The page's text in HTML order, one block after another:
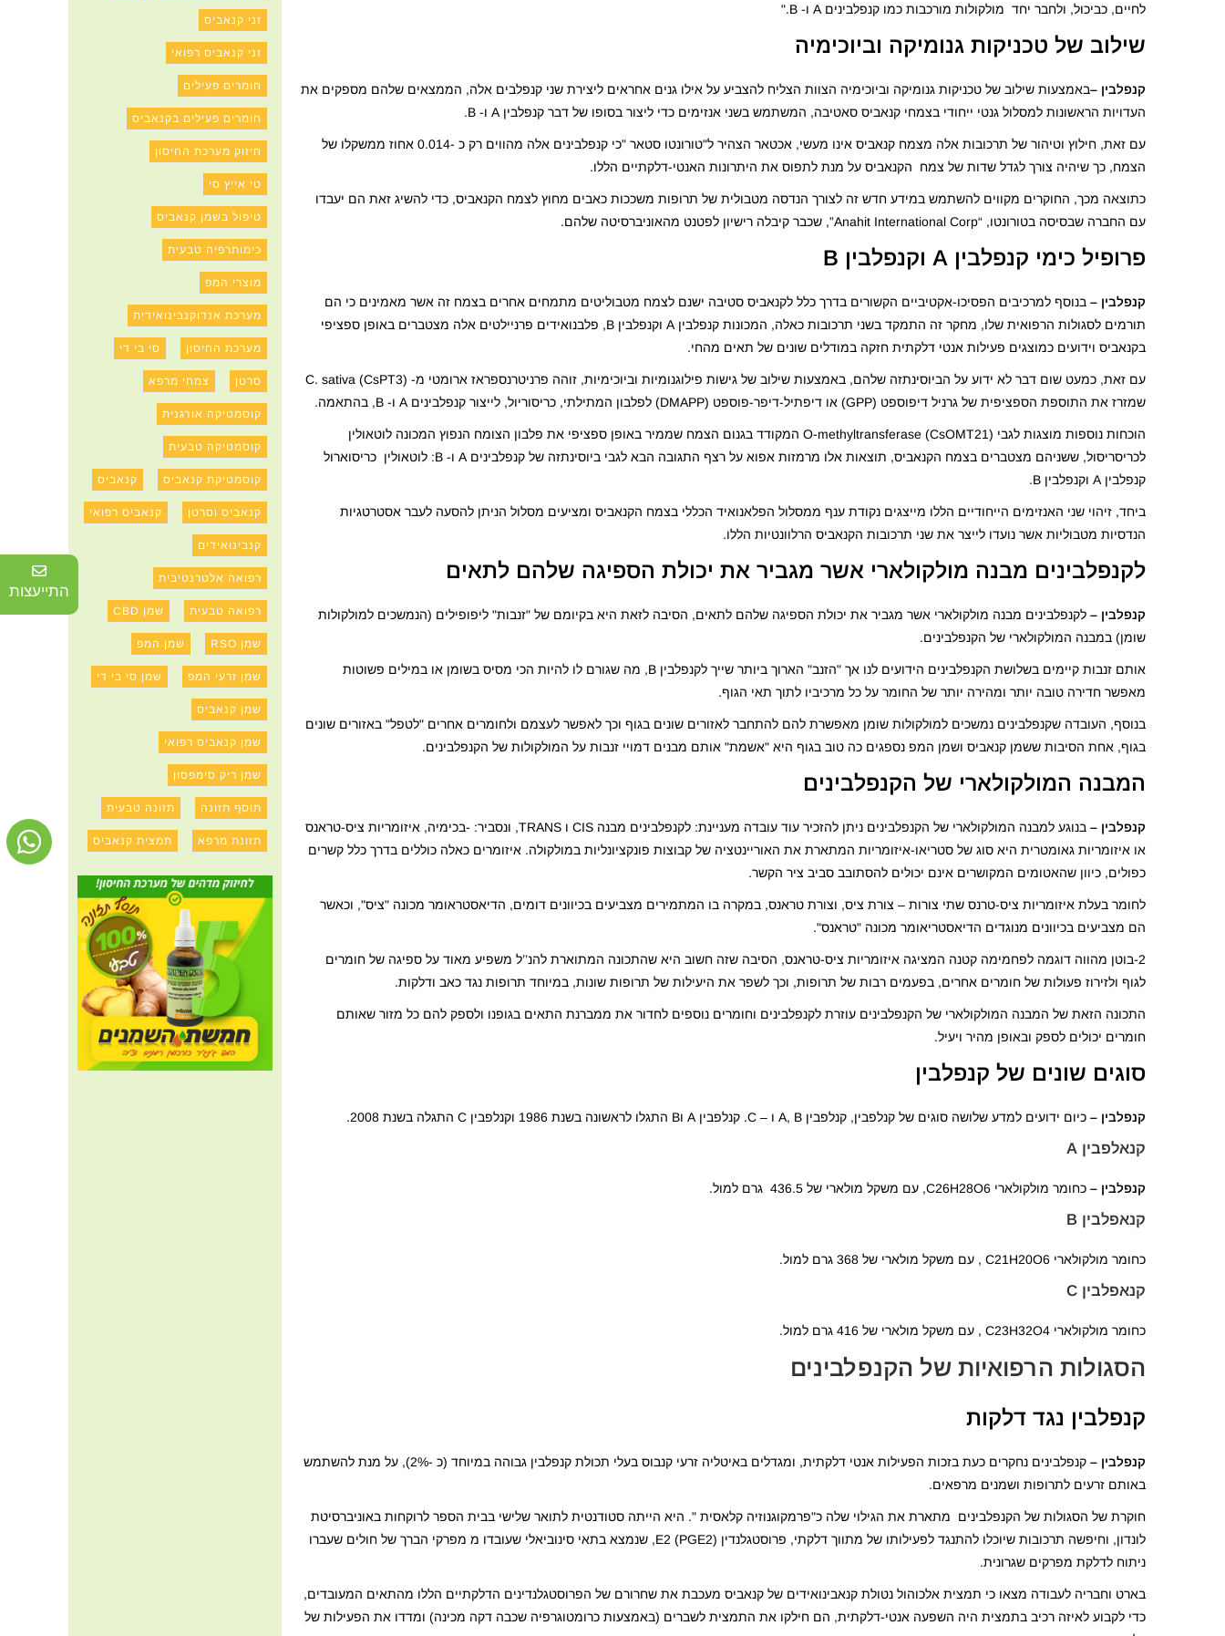
לחיים, כביכול, ולחבר יחד מולקולות מורכבות כמו קנפלבינים A ו- B."
שילוב של טכניקות גנומיקה וביוכימיה
קנפלבין –באמצעות שילוב של טכניקות גנומיקה וביוכימיה הצוות הצליח להצביע על אילו גנים אחראים ליצירת שני קנפלבים אלה, הממצאים שלהם מספקים את
העדויות הראשונות למסלול גנטי ייחודי בצמחי קנאביס סאטיבה, המשתמש בשני אנזימים כדי ליצור בסופו של דבר קנפלבין A ו- B.
עם זאת, חילוץ וטיהור של תרכובות אלה מצמח קנאביס אינו מעשי, אכטאר הצהיר ל"טורונטו סטאר "כי קנפלבינים אלה מהווים רק כ -0.014 אחוז ממשקלו של
הצמח, כך שיהיה צורך לגדל שדות של צמח הקנאביס על מנת לתפוס את היתרונות האנטי-דלקתיים הללו.
כתוצאה מכך, החוקרים מקווים להשתמש במידע חדש זה לצורך הנדסה מטבולית של תרופות משככות כאבים מחוץ לצמח הקנאביס, כדי להשיג זאת הם יעבדו
עם החברה שבסיסה בטורונטו, “Anahit International Corp”, שכבר קיבלה רישיון לפטנט מהאוניברסיטה שלהם.
פרופיל כימי קנפלבין A וקנפלבין B
קנפלבין –בנוסף למרכיבים הפסיכו-אקטיביים הקשורים בדרך כלל לקנאביס סטיבה ישנם לצמח מטבוליטים מתמחים אחרים בצמח זה אשר מאמינים כי הם
תורמים לסגולות הרפואית שלו, מחקר זה התמקד בשני תרכובות כאלה, המכונות קנפלבין A וקנפלבין B, פלבנואידים פרניילטים אלה מצטברים באופן ספציפי
בקנאביס וידועים כמוצגים פעילות אנטי דלקתית חזקה במודלים שונים של תאים מהחי.
עם זאת, כמעט שום דבר לא ידוע על הביוסינתזה שלהם, באמצעות שילוב של גישות פילוגנומיות וביוכימיות, זוהה פרניטרנספראז ארומטי מ- C. sativa (CsPT3)
שמזרז את התוספת הספציפית של גרניל דיפוספט (GPP) או דיפתיל-דיפר-פוספט (DMAPP) לפלבון המתילתי, כריסוריול, לייצור קנפלבינים A ו- B, בהתאמה.
הוכחות נוספות מוצגות לגבי O-methyltransferase (CsOMT21) המקודד בגנום הצמח שממיר באופן ספציפי את פלבון הצומח הנפוץ המכונה לוטאולין
לכריסריסול, ששניהם מצטברים בצמח הקנאביס, תוצאות אלו מרמזות אפוא על רצף התגובה הבא לגבי ביוסינתזה של קנפלבינים A ו- B: לוטאולין כריסוארול
קנפלבין A וקנפלבין B.
ביחד, זיהוי שני האנזימים הייחודיים הללו מייצגים נקודת ענף ממסלול הפלאנואיד הכללי בצמח הקנאביס ומציעים מסלול הניתן להסעה לעבר אסטרטגיות
הנדסיות מטבוליות אשר נועדו לייצר את שני תרכובות הקנאביס הרלוונטיות הללו.
לקנפלבינים מבנה מולקולארי אשר מגביר את יכולת הספיגה שלהם לתאים
קנפלבין –לקנפלבינים מבנה מולקולארי אשר מגביר את יכולת הספיגה שלהם לתאים, הסיבה לזאת היא בקיומם של "זנבות" ליפופילים (הנמשכים למולקולות
שומן) במבנה המולקולארי של הקנפלבינים.
אותם זנבות קיימים בשלושת הקנפלבינים הידועים לנו אך "הזנב" הארוך ביותר שייך לקנפלבין B, מה שגורם לו להיות הכי מסיס בשומן או במילים פשוטות
מאפשר חדירה טובה יותר ומהירה יותר של החומר על כל מרכיביו לתוך תאי הגוף.
בנוסף, העובדה שקנפלבינים נמשכים למולקולות שומן מאפשרת להם להתחבר לאזורים שונים בגוף וכך לאפשר לעצמם ולחומרים אחרים "לטפל" באזורים שונים
בגוף, אחת הסיבות ששמן קנאביס ושמן המפ נספגים כה טוב בגוף היא "אשמת" אותם מבנים דמויי זנבות על המולקולות של הקנפלבינים.
המבנה המולקולארי של הקנפלבינים
קנפלבין –
בנוגע למבנה המולקולארי של הקנפלבינים ניתן להזכיר עוד עובדה מעניינת: לקנפלבינים מבנה CIS ו TRANS, ונסביר: -בכימיה, איזומריות ציס-טראנס
או איזומריות גאומטרית היא סוג של סטריאו-איזומריות המתארת את האוריינטציה של קבוצות פונקציונליות במולקולה. איזומרים כאלה כוללים בדרך כלל קשרים
כפולים, כיוון שהאטומים המקושרים אינם יכולים להסתובב סביב ציר הקשר.
לחומר בעלת איזומריות ציס-טרנס שתי צורות – צורת ציס, וצורת טראנס, במקרה בו המתמירים מצביעים בכיוונים דומים, הדיאסטראומר מכונה "ציס", וכאשר
הם מצביעים בכיוונים מנוגדים הדיאסטריאומר מכונה "טראנס".
2-בוטן מהווה דוגמה לפחמימה קטנה המציגה איזומריות ציס-טראנס, הסיבה שזה חשוב היא שהתכונה המתוארת להנ’’ל משפיע מאוד על ספיגה של חומרים
לגוף ולזירוז פעולות של חומרים אחרים, בפעמים רבות של תרופות, וכך לשפר את היעילות של תרופות שונות, במיוחד תרופות נגד כאב ודלקות.
התכונה הזאת של המבנה המולקולארי של הקנפלבינים עוזרת לקנפלבינים וחומרים נוספים לחדור את ממברנת התאים בגופנו ולספק להם כל מזור שאותם
חומרים יכולים לספק ובאופן מהיר ויעיל.
סוגים שונים של קנפלבין
קנפלבין –כיום ידועים למדע שלושה סוגים של קנלפבין, קנלפבין A, B ו – C. קנלפבין A וB התגלו לראשונה בשנת 1986 וקנלפבין C התגלה בשנת 2008.
קנאלפבין A
קנפלבין –כחומר מולקולארי C26H28O6, עם משקל מולארי של 436.5 גרם למול.
קנאפלבין B
כחומר מולקולארי C21H20O6 , עם משקל מולארי של 368 גרם למול.
קנאפלבין C
כחומר מולקולארי C23H32O4 , עם משקל מולארי של 416 גרם למול.
הסגולות הרפואיות של הקנפלבינים
קנפלבין נגד דלקות
קנפלבין –
קנפלבינים נחקרים כעת בזכות הפעילות אנטי דלקתית, ומגדלים באיטליה זרעי קנבוס בעלי תכולת קנפלבין גבוהה במיוחד (כ -2%), על מנת להשתמש
באותם זרעים לתרופות ושמנים מרפאים.
חוקרת של הסגולות של הקנפלבינים מתארת את הגילוי שלה כ"פרמקוגנוזיה קלאסית ". היא הייתה סטודנטית לתואר שלישי בבית הספר לרוקחות באוניברסיטת
לונדון, וחיפשה תרכובות שיוכלו להתנגד לפעילותו של מתווך דלקתי, פרוסטגלנדין E2 (PGE2), שנמצא בתאי סינוביאלי שעובדו מ מפרקי הברך של חולים שעברו
ניתוח לדלקת מפרקים שגרונית.
בארט וחבריה לעבודה מצאו כי תמצית אלכוהול נטולת קנאבינואידים של קנאביס מעכבת את שחרורם של הפרוסטגלנדינים הדלקתיים הללו מהתאים המעובדים,
כדי לקבוע לאיזה רכיב בתמצית היה השפעה אנטי-דלקתית, הם חילקו את התמצית לשברים (באמצעות כרומטוגרפיה שכבה דקה מכינה) ומדדו את הפעילות של
זני קנאביס
זני קנאביס רפואי
חומרים פעילים
חומרים פעילים בקנאביס
חיזוק מערכת החיסון
טי אייץ סי
טיפול בשמן קנאביס
כימותרפיה טבעית
מוצרי המפ
מערכת אנדוקנבינואידית
מערכת החיסון סי בי די
סרטן צמחי מרפא
קוסמטיקה אורגנית
קוסמטיקה טבעית
קוסמטיקת קנאביס קנאביס
קנאביס וסרטן קנאביס רפואי
קנבינואידים
רפואה אלטרנטיבית
רפואה טבעית שמן CBD
שמן RSO שמן המפ
שמן זרעי המפ שמן סי בי די
שמן קנאביס
שמן קנאביס רפואי
שמן ריק סימפסון
תוסף תזונה תזונה טבעית
תזונת מרפא תמצית קנאביס
התייעצות